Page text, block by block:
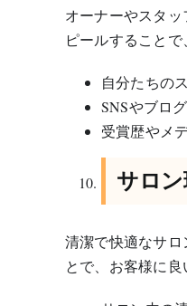
オーナーやスタ
ピールすることで
自分たちの
SNSやブロ
受賞歴やメ
サロ
清潔で快適なサ
とで、お客様に良